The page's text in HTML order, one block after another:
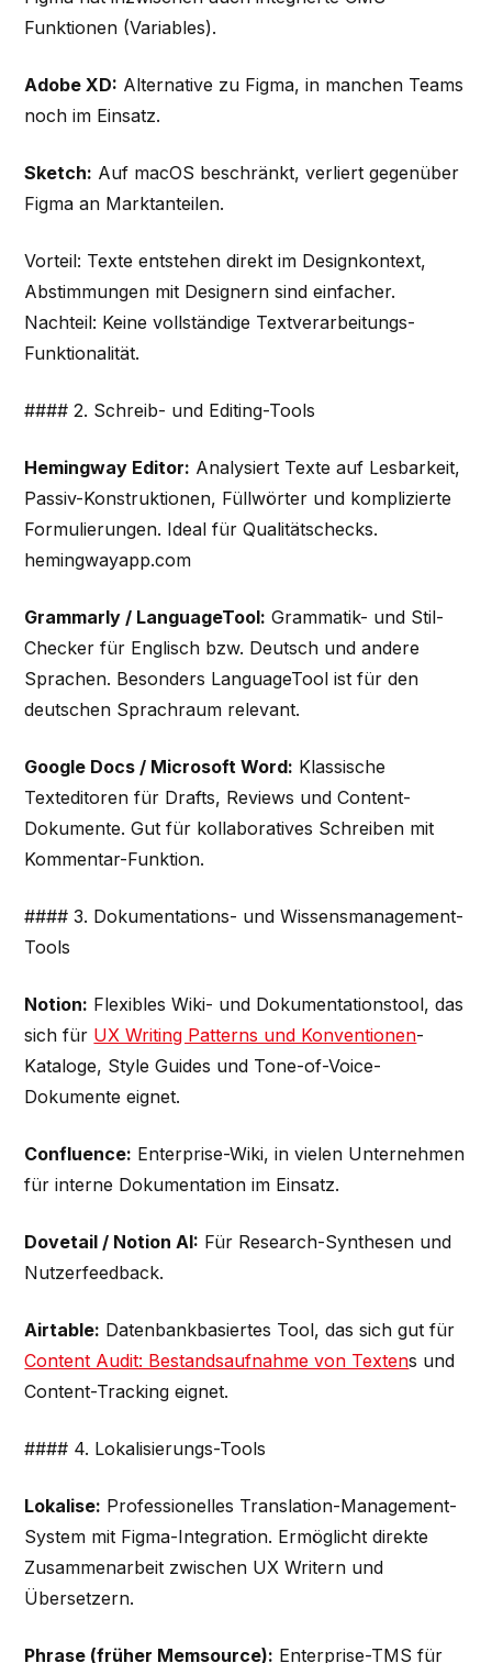
Funktionen (Variables).
Adobe XD: Alternative zu Figma, in manchen Teams
noch im Einsatz.
Sketch: Auf macOS beschränkt, verliert gegenüber
Figma an Marktanteilen.
Vorteil: Texte entstehen direkt im Designkontext,
Abstimmungen mit Designern sind einfacher.
Nachteil: Keine vollständige Textverarbeitungs-
Funktionalität.
#### 2. Schreib- und Editing-Tools
Hemingway Editor: Analysiert Texte auf Lesbarkeit,
Passiv-Konstruktionen, Füllwörter und komplizierte
Formulierungen. Ideal für Qualitätschecks.
hemingwayapp.com
Grammarly / LanguageTool: Grammatik- und Stil-
Checker für Englisch bzw. Deutsch und andere
Sprachen. Besonders LanguageTool ist für den
deutschen Sprachraum relevant.
Google Docs / Microsoft Word: Klassische
Texteditoren für Drafts, Reviews und Content-
Dokumente. Gut für kollaboratives Schreiben mit
Kommentar-Funktion.
#### 3. Dokumentations- und Wissensmanagement-
Tools
Notion: Flexibles Wiki- und Dokumentationstool, das
sich für UX Writing Patterns und Konventionen-
Kataloge, Style Guides und Tone-of-Voice-
Dokumente eignet.
Confluence: Enterprise-Wiki, in vielen Unternehmen
für interne Dokumentation im Einsatz.
Dovetail / Notion AI: Für Research-Synthesen und
Nutzerfeedback.
Airtable: Datenbankbasiertes Tool, das sich gut für
Content Audit: Bestandsaufnahme von Textens und
Content-Tracking eignet.
#### 4. Lokalisierungs-Tools
Lokalise: Professionelles Translation-Management-
System mit Figma-Integration. Ermöglicht direkte
Zusammenarbeit zwischen UX Writern und
Übersetzern.
Phrase (früher Memsource): Enterprise-TMS für